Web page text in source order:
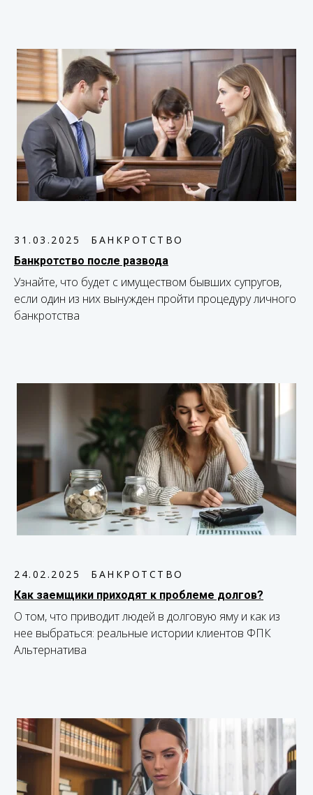
31.03.2025
БАНКРОТСТВО
Банкротство после развода
Узнайте, что будет с имуществом бывших супругов,
если один из них вынужден пройти процедуру личного
банкротства
24.02.2025
БАНКРОТСТВО
Как заемщики приходят к проблеме долгов?
О том, что приводит людей в долговую яму и как из
нее выбраться: реальные истории клиентов ФПК
Альтернатива